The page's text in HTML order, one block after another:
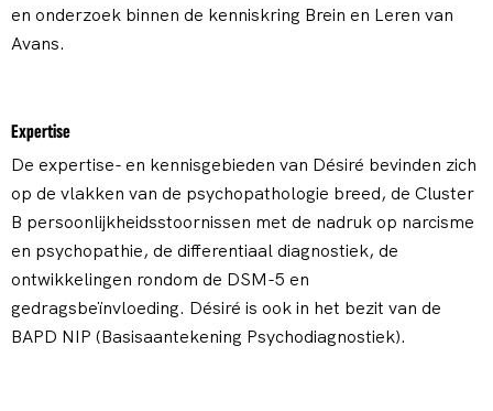
en onderzoek binnen de kenniskring Brein en Leren van
Avans.
Expertise
De expertise- en kennisgebieden van Désiré bevinden zich
op de vlakken van de psychopathologie breed, de Cluster
B persoonlijkheidsstoornissen met de nadruk op narcisme
en psychopathie, de differentiaal diagnostiek, de
ontwikkelingen rondom de DSM-5 en
gedragsbeïnvloeding. Désiré is ook in het bezit van de
BAPD NIP (Basisaantekening Psychodiagnostiek).